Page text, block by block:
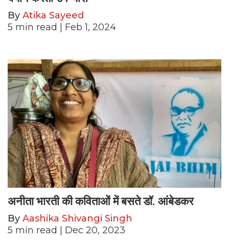
By Atika Sayeed
5 min read | Feb 1, 2024
अनीता भारती की कविताओं में बसते डॉ. आंबेडकर
By Aashika Shivangi Singh
5 min read | Dec 20, 2023